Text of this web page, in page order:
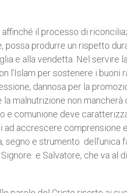
il processo di
possa produrre un rispetto
e alla vendetta. Nel servire
l’Islam per sostenere i buoni
dannosa per la
malnutrizione non mancherà
e comunione deve
ad accrescere comprensione e
e strumento dell’unica
e Salvatore, che va al